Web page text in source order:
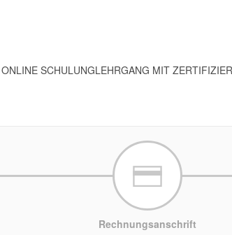
ONLINE SCHULUNGLEHRGANG MIT
Rechnungsanschrift